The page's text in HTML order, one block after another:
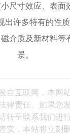
尺寸效应、表面
出许多特有的性
介质及新材料等
景。
自互联网，本网
律责任。如果您
转至联系我们进
实，本站将立刻